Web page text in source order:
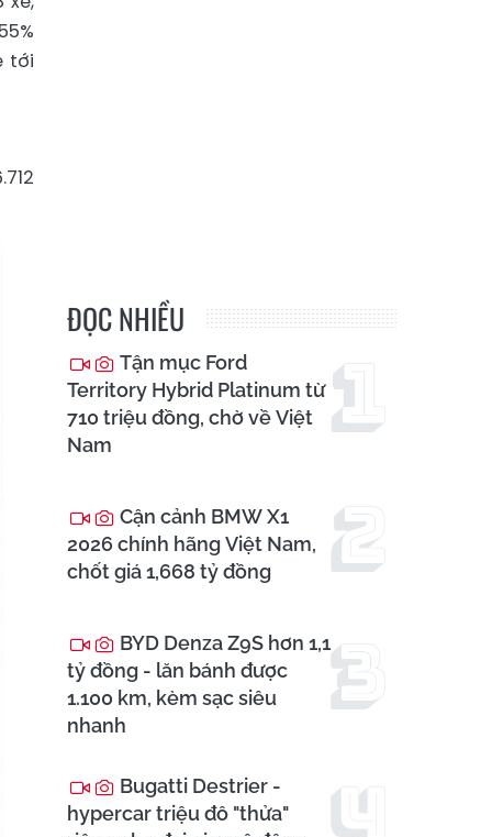
tới
ĐỌC NHIỀU
Tận mục Ford
Territory Hybrid Platinum từ
710 triệu đồng, chờ về Việt
Nam
Cận cảnh BMW X1
2026 chính hãng Việt Nam,
chốt giá 1,668 tỷ đồng
BYD Denza Z9S hơn 1,1
tỷ đồng - lăn bánh được
1.100 km, kèm sạc siêu
nhanh
Bugatti Destrier -
hypercar triệu đô "thửa"